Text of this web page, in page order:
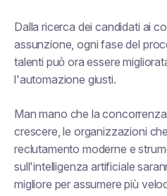
Dalla ricerca dei candidati ai
assunzione, ogni fase del
talenti può ora essere
l'automazione giusti.
Man mano che la
crescere, le organizzazioni
reclutamento moderne e
sull'intelligenza artificiale
migliore per assumere più